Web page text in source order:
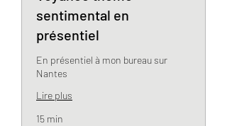
sentimental en
présentiel
En présentiel à mon bureau sur
Nantes
Lire plus
15 min